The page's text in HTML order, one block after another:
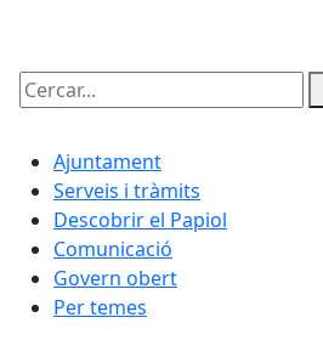
Cercar:
Ajuntament
Serveis i tràmits
Descobrir el Papiol
Comunicació
Govern obert
Per temes